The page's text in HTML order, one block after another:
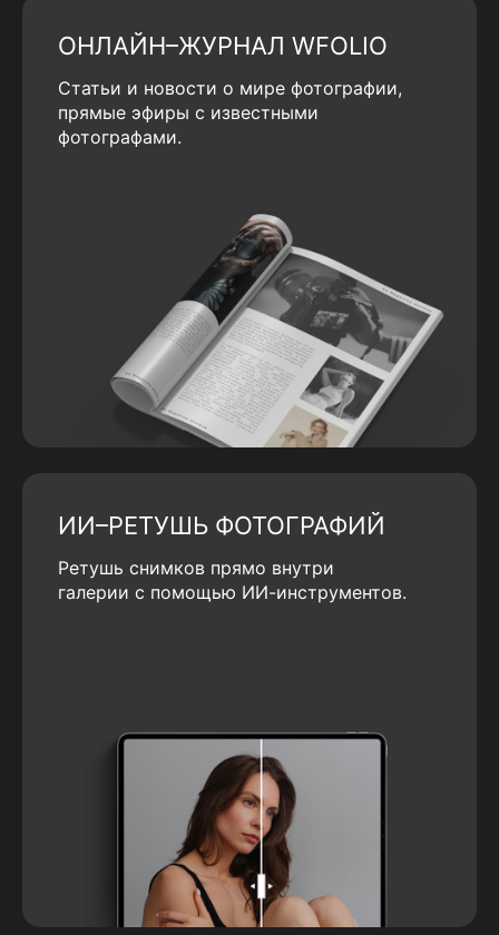
ОНЛАЙН–ЖУРНАЛ WFOLIO
Статьи и новости о мире фотографии,
прямые эфиры с известными
фотографами.
ИИ–РЕТУШЬ ФОТОГРАФИЙ
Ретушь снимков прямо внутри
галерии с помощью ИИ-инструментов.